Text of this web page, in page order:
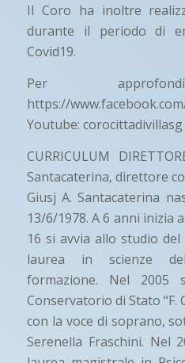
Il Coro ha inoltre
durante il periodo di
Covid19.
Per
https://
Youtube: corocittadivillasg
CURRICULUM
Santacaterina, direttore
Giusj A. Santacaterina
13/6/1978. A 6 anni inizia
16 si avvia allo studio
laurea in scienze
formazione. Nel
Conservatorio di Stato “F.
con la voce di soprano,
Serenella Fraschini. Nel